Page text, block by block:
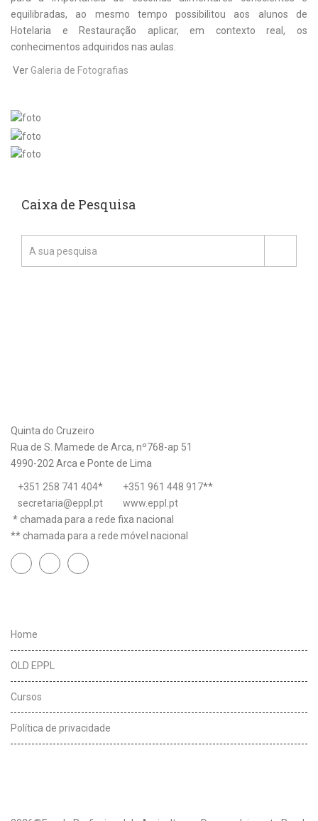
equilibradas, ao mesmo tempo possibilitou aos alunos de
Hotelaria e Restauração aplicar, em contexto real, os
conhecimentos adquiridos nas aulas.
Ver Galeria de Fotografias
Caixa de Pesquisa
Quinta do Cruzeiro
Rua de S. Mamede de Arca, nº768-ap 51
4990-202 Arca e Ponte de Lima
+351 258 741 404* +351 961 448 917**
secretaria@eppl.pt
www.eppl.pt
* chamada para a rede fixa nacional
** chamada para a rede móvel nacional
Home
OLD EPPL
Cursos
Política de privacidade